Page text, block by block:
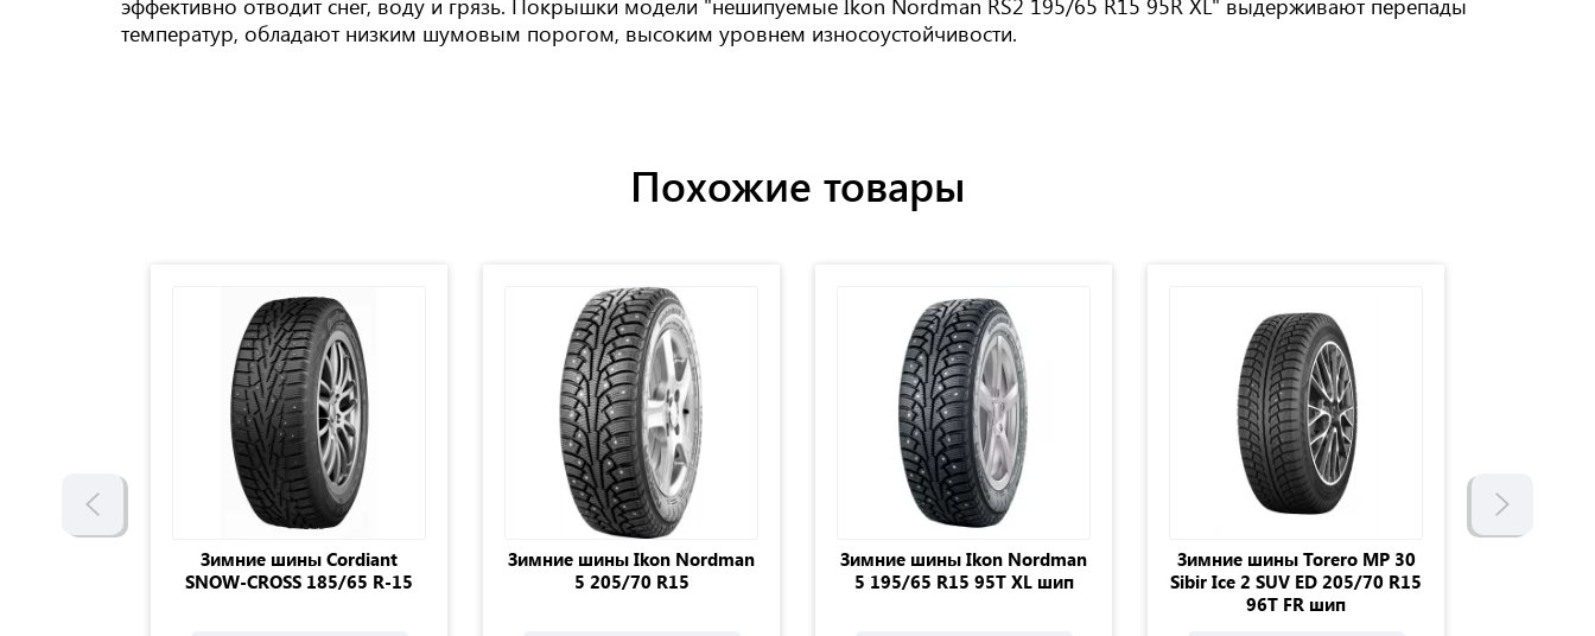
эффективно отводит снег, воду и грязь. Покрышки модели "нешипуемые Ikon Nordman RS2 195/65 R15 95R XL" выдерживают перепады
температур, обладают низким шумовым порогом, высоким уровнем износоустойчивости.
Похожие товары
Зимние шины Cordiant
SNOW-CROSS 185/65 R-15
Зимние шины Ikon Nordman
5 205/70 R15
Зимние шины Ikon Nordman
5 195/65 R15 95T XL шип
Зимние шины Torero MP 30
Sibir Ice 2 SUV ED 205/70 R15
96T FR шип